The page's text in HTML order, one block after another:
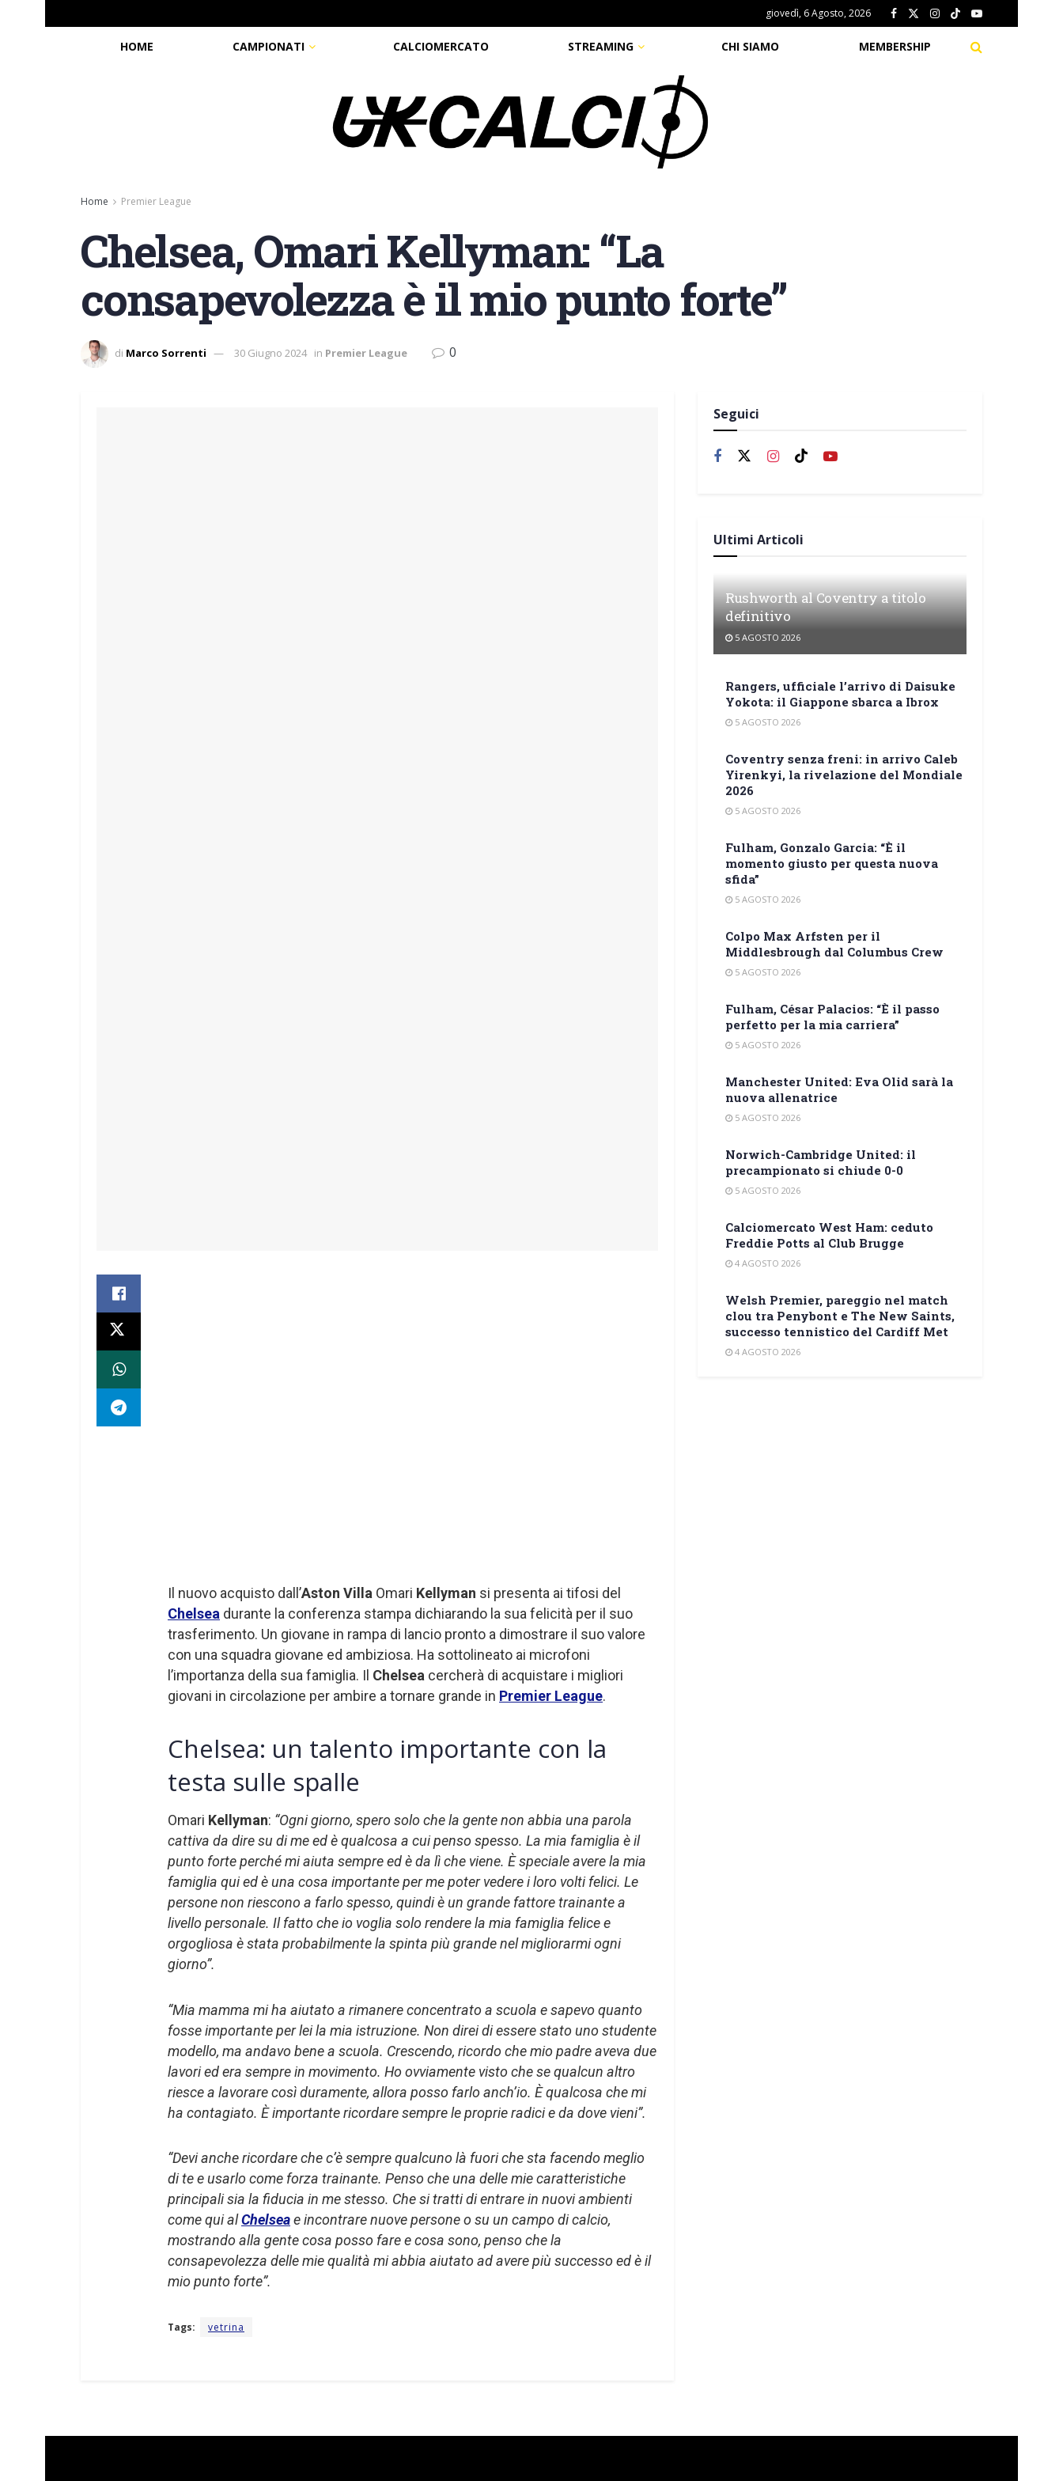
giovedì, 6 Agosto, 2026
HOME CAMPIONATI CALCIOMERCATO STREAMING CHI SIAMO MEMBERSHIP
Home Premier League
Chelsea, Omari Kellyman: “La
consapevolezza è il mio punto forte”
di Marco Sorrenti 30 Giugno 2024 in Premier League 0
Il nuovo acquisto dall’Aston Villa Omari Kellyman si presenta ai tifosi del
Chelsea durante la conferenza stampa dichiarando la sua felicità per il suo
trasferimento. Un giovane in rampa di lancio pronto a dimostrare il suo valore
con una squadra giovane ed ambiziosa. Ha sottolineato ai microfoni
l’importanza della sua famiglia. Il Chelsea cercherà di acquistare i migliori
giovani in circolazione per ambire a tornare grande in Premier League.
Chelsea: un talento importante con la
testa sulle spalle
Omari Kellyman: “Ogni giorno, spero solo che la gente non abbia una parola
cattiva da dire su di me ed è qualcosa a cui penso spesso. La mia famiglia è il
punto forte perché mi aiuta sempre ed è da lì che viene. È speciale avere la mia
famiglia qui ed è una cosa importante per me poter vedere i loro volti felici. Le
persone non riescono a farlo spesso, quindi è un grande fattore trainante a
livello personale. Il fatto che io voglia solo rendere la mia famiglia felice e
orgogliosa è stata probabilmente la spinta più grande nel migliorarmi ogni
giorno”.
“Mia mamma mi ha aiutato a rimanere concentrato a scuola e sapevo quanto
fosse importante per lei la mia istruzione. Non direi di essere stato uno studente
modello, ma andavo bene a scuola. Crescendo, ricordo che mio padre aveva due
lavori ed era sempre in movimento. Ho ovviamente visto che se qualcun altro
riesce a lavorare così duramente, allora posso farlo anch’io. È qualcosa che mi
ha contagiato. È importante ricordare sempre le proprie radici e da dove vieni”.
“Devi anche ricordare che c’è sempre qualcuno là fuori che sta facendo meglio
di te e usarlo come forza trainante. Penso che una delle mie caratteristiche
principali sia la fiducia in me stesso. Che si tratti di entrare in nuovi ambienti
come qui alChelseae incontrare nuove persone o su un campo di calcio,
mostrando alla gente cosa posso fare e cosa sono, penso che la
consapevolezza delle mie qualità mi abbia aiutato ad avere più successo ed è il
mio punto forte”.
Tags: vetrina
Seguici
Ultimi Articoli
Rushworth al Coventry a titolo
definitivo
5 AGOSTO 2026
Rangers, ufficiale l’arrivo di Daisuke
Yokota: il Giappone sbarca a Ibrox
5 AGOSTO 2026
Coventry senza freni: in arrivo Caleb
Yirenkyi, la rivelazione del Mondiale
2026
5 AGOSTO 2026
Fulham, Gonzalo Garcia: “È il
momento giusto per questa nuova
sfida”
5 AGOSTO 2026
Colpo Max Arfsten per il
Middlesbrough dal Columbus Crew
5 AGOSTO 2026
Fulham, César Palacios: “È il passo
perfetto per la mia carriera”
5 AGOSTO 2026
Manchester United: Eva Olid sarà la
nuova allenatrice
5 AGOSTO 2026
Norwich-Cambridge United: il
precampionato si chiude 0-0
5 AGOSTO 2026
Calciomercato West Ham: ceduto
Freddie Potts al Club Brugge
4 AGOSTO 2026
Welsh Premier, pareggio nel match
clou tra Penybont e The New Saints,
successo tennistico del Cardiff Met
4 AGOSTO 2026